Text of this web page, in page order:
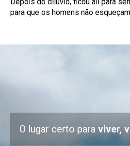
para que os homens não
O lugar certo para viver,